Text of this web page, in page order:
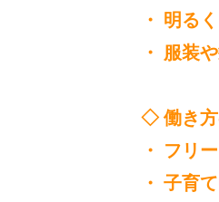
・ 明る
・ 服装
◇ 働き方
・ フリ
・ 子育